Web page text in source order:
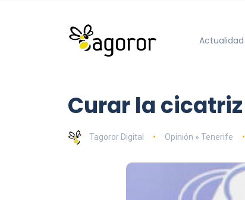
Actualidad
Curar la
Tagoror Digital Opinión » Tenerife